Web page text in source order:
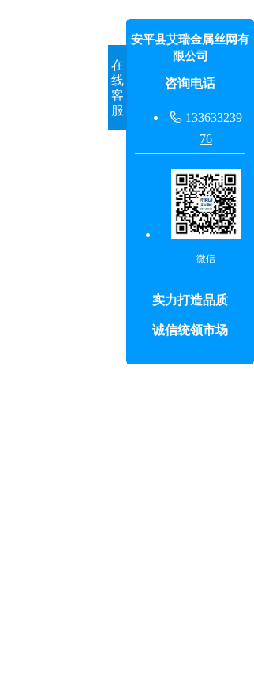
在
线
客
服
安平县艾瑞金属丝网有
限公司
咨询电话
 133633239
76
微信
实力打造品质
诚信统领市场